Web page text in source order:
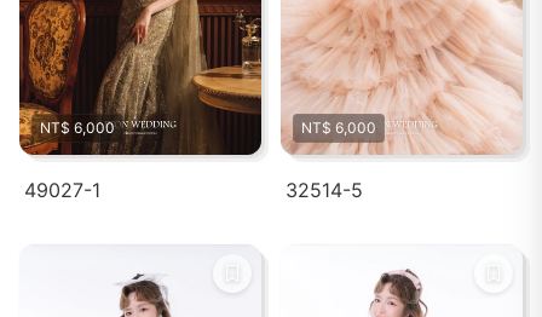
NT$ 6,000
49027-1
NT$ 6,000
32514-5